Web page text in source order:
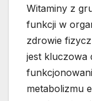
Witaminy z
funkcji w
zdrowie
jest kluczowa
metabolizmu